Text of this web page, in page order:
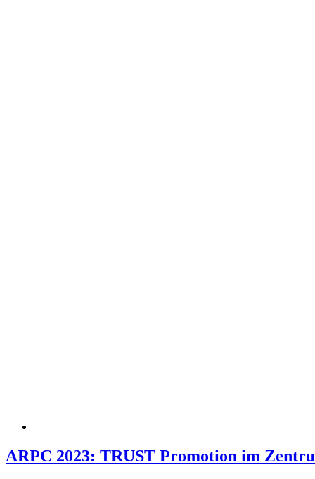
ARPC 2023: TRUST Promotion im